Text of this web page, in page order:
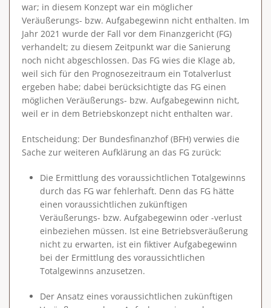
war; in diesem Konzept war ein möglicher
Veräußerungs- bzw. Aufgabegewinn nicht enthalten. Im
Jahr 2021 wurde der Fall vor dem Finanzgericht (FG)
verhandelt; zu diesem Zeitpunkt war die Sanierung
noch nicht abgeschlossen. Das FG wies die Klage ab,
weil sich für den Prognosezeitraum ein Totalverlust
ergeben habe; dabei berücksichtigte das FG einen
möglichen Veräußerungs- bzw. Aufgabegewinn nicht,
weil er in dem Betriebskonzept nicht enthalten war.
Entscheidung: Der Bundesfinanzhof (BFH) verwies die
Sache zur weiteren Aufklärung an das FG zurück:
Die Ermittlung des voraussichtlichen Totalgewinns
durch das FG war fehlerhaft. Denn das FG hätte
einen voraussichtlichen zukünftigen
Veräußerungs- bzw. Aufgabegewinn oder -verlust
einbeziehen müssen. Ist eine Betriebsveräußerung
nicht zu erwarten, ist ein fiktiver Aufgabegewinn
bei der Ermittlung des voraussichtlichen
Totalgewinns anzusetzen.
Der Ansatz eines voraussichtlichen zukünftigen